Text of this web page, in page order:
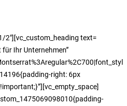
2″][vc_custom_heading text=
Ihr Unternehmen”
right: 6px